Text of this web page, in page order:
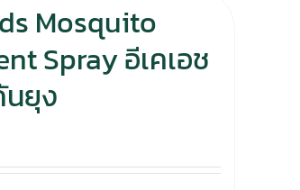
Mosquito
Spray อีเคเอช
นยุง